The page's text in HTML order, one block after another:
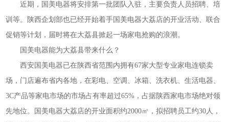
近期，国美电器将安排第一批团队入驻，主要负责人员招聘、培
训等。陕西企划部也已经开始着手国美电器大荔店的开业活动、联合
促销等计划，届时将在大荔县掀起一场家电抢购的浪潮。
国美电器能为大荔县带来什么？
西安国美电器已在陕西省范围内拥有67家大型专业家电连锁卖
场，门店遍布省内各地，在彩电、空调、冰箱、洗衣机、生活电器、
3C产品等家电市场的市场占有率超过65%，占据陕西家电市场绝对领
先地位。国美电器大荔店的开业面积约2000㎡，拟招聘员工约30人，